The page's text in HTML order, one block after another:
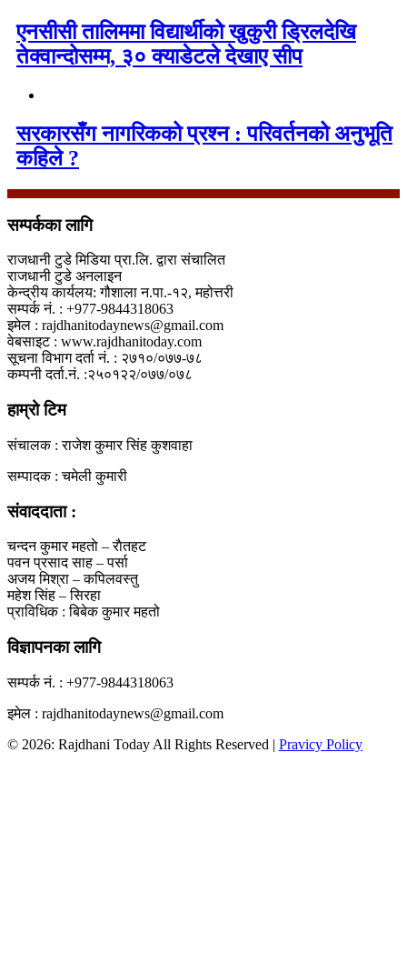
एनसीसी तालिममा विद्यार्थीको खुकुरी ड्रिलदेखि
तेक्वान्दोसम्म, ३० क्याडेटले देखाए सीप
सरकारसँग नागरिकको प्रश्न : परिवर्तनको अनुभूति
कहिले ?
सम्पर्कका लागि
राजधानी टुडे मिडिया प्रा.लि. द्वारा संचालित
राजधानी टुडे अनलाइन
केन्द्रीय कार्यलय: गौशाला न.पा.-१२, महोत्तरी
सम्पर्क नं. : +977-9844318063
इमेल : rajdhanitodaynews@gmail.com
वेबसाइट : www.rajdhanitoday.com
सूचना विभाग दर्ता नं. : २७१०/०७७-७८
कम्पनी दर्ता.नं. :२५०१२२/०७७/०७८
हाम्रो टिम
संचालक : राजेश कुमार सिंह कुशवाहा
सम्पादक : चमेली कुमारी
संवाददाता :
चन्दन कुमार महताे – राैतहट
पवन प्रसाद साह – पर्सा
अजय मिश्रा – कपिलवस्तु
महेश सिंह – सिरहा
प्राविधिक : बिबेक कुमार महतो
विज्ञापनका लागि
सम्पर्क नं. : +977-9844318063
इमेल : rajdhanitodaynews@gmail.com
© 2026: Rajdhani Today All Rights Reserved | Pravicy Policy